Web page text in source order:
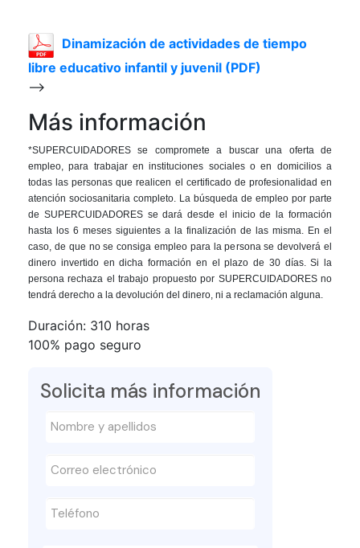
Dinamización de actividades de tiempo
libre educativo infantil y juvenil (PDF)
-->
Más información
*SUPERCUIDADORES se compromete a buscar una oferta de
empleo, para trabajar en instituciones sociales o en domicilios a
todas las personas que realicen el certificado de profesionalidad en
atención sociosanitaria completo. La búsqueda de empleo por parte
de SUPERCUIDADORES se dará desde el inicio de la formación
hasta los 6 meses siguientes a la finalización de las misma. En el
caso, de que no se consiga empleo para la persona se devolverá el
dinero invertido en dicha formación en el plazo de 30 días. Si la
persona rechaza el trabajo propuesto por SUPERCUIDADORES no
tendrá derecho a la devolución del dinero, ni a reclamación alguna.
Duración: 310 horas
100% pago seguro
Solicita más información